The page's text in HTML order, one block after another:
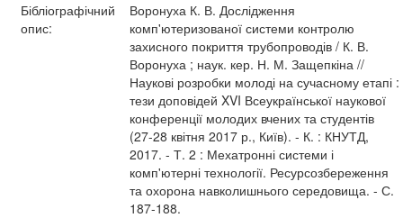
Бібліографічний
опис:
Воронуха К. В. Дослідження
комп'ютеризованої системи контролю
захисного покриття трубопроводів / К. В.
Воронуха ; наук. кер. Н. М. Защепкіна //
Наукові розробки молоді на сучасному етапі :
тези доповідей XVI Всеукраїнської наукової
конференції молодих вчених та студентів
(27-28 квітня 2017 р., Київ). - К. : КНУТД,
2017. - Т. 2 : Мехатронні системи і
комп'ютерні технології. Ресурсозбереження
та охорона навколишнього середовища. - С.
187-188.